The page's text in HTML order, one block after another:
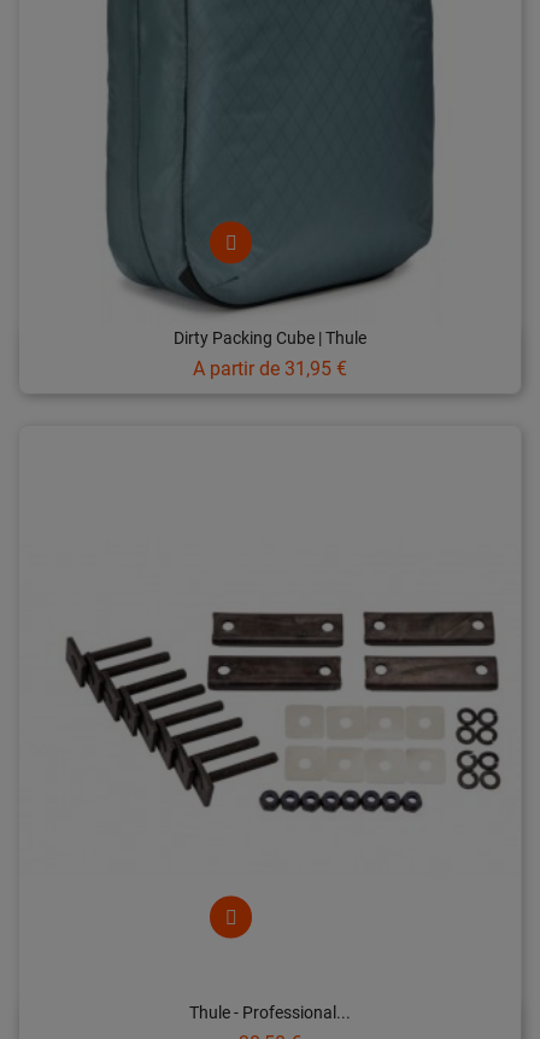
Dirty Packing Cube | Thule
A partir de Prix
31,95 €
Thule - Professional...